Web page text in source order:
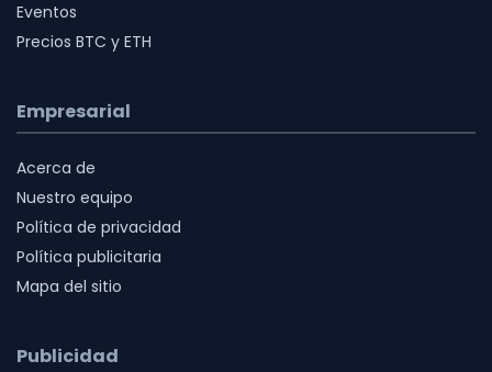
Eventos
Precios BTC y ETH
Empresarial
Acerca de
Nuestro equipo
Política de privacidad
Política publicitaria
Mapa del sitio
Publicidad